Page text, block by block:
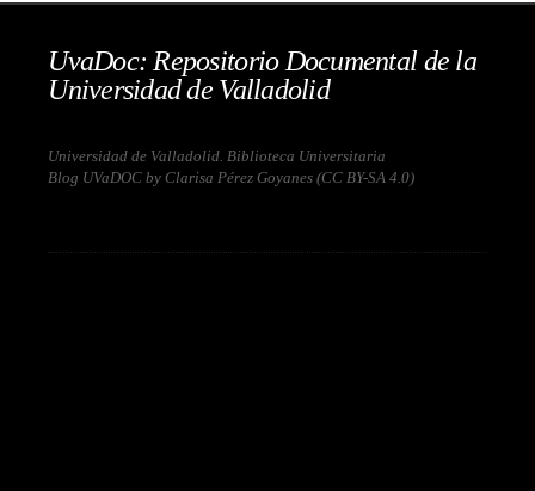
UvaDoc: Repositorio Documental de la
Universidad de Valladolid
Universidad de Valladolid. Biblioteca Universitaria
Blog UVaDOC by Clarisa Pérez Goyanes (CC BY-SA 4.0)